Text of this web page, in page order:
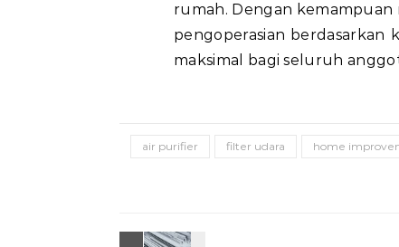
rumah. Dengan kemampuan
pengoperasian berdasarkan
maksimal bagi seluruh
air purifier filter udara home